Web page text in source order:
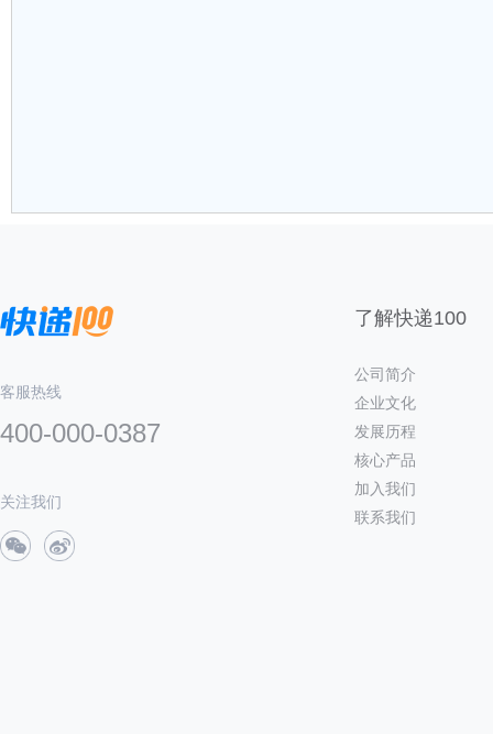
客服热线
400-000-0387
关注我们
了解快递100
公司简介
企业文化
发展历程
核心产品
加入我们
联系我们